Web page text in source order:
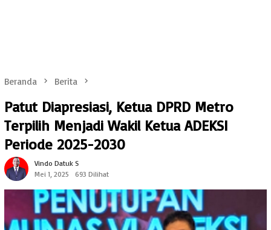
Beranda Berita
Patut Diapresiasi, Ketua DPRD Metro
Terpilih Menjadi Wakil Ketua ADEKSI
Periode 2025-2030
Vindo Datuk S
Mei 1, 2025
693 Dilihat